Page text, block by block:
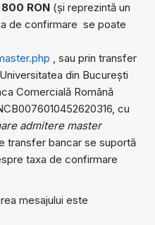
800 RON (și reprezintă un
de confirmare se poate
, sau prin transfer
din București
Comercială Română
cu
admitere master
transfer bancar se suportă
taxa de confirmare
mesajului este